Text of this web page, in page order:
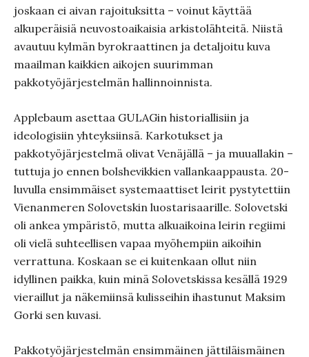
joskaan ei aivan rajoituksitta – voinut käyttää
alkuperäisiä neuvostoaikaisia arkistolähteitä. Niistä
avautuu kylmän byrokraattinen ja detaljoitu kuva
maailman kaikkien aikojen suurimman
pakkotyöjärjestelmän hallinnoinnista.
Applebaum asettaa GULAGin historiallisiin ja
ideologisiin yhteyksiinsä. Karkotukset ja
pakkotyöjärjestelmä olivat Venäjällä – ja muuallakin –
tuttuja jo ennen bolshevikkien vallankaappausta. 20-
luvulla ensimmäiset systemaattiset leirit pystytettiin
Vienanmeren Solovetskin luostarisaarille. Solovetski
oli ankea ympäristö, mutta alkuaikoina leirin regiimi
oli vielä suhteellisen vapaa myöhempiin aikoihin
verrattuna. Koskaan se ei kuitenkaan ollut niin
idyllinen paikka, kuin minä Solovetskissa kesällä 1929
vieraillut ja näkemiinsä kulisseihin ihastunut Maksim
Gorki sen kuvasi.
Pakkotyöjärjestelmän ensimmäinen jättiläismäinen